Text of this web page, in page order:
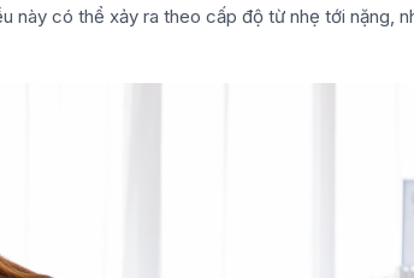
này có thể xảy ra theo cấp độ từ nhẹ tới nặng,